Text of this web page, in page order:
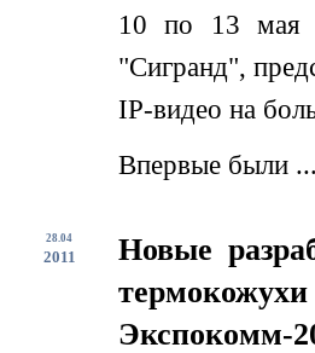
10 по 13 мая
"Сигранд",
IP-видео на
Впервые были ...
28.04
2011
Новые
Экспокомм-